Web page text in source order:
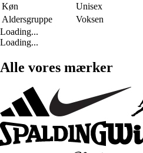
Køn
Unisex
Aldersgruppe
Voksen
Loading...
Loading...
Alle vores mærker